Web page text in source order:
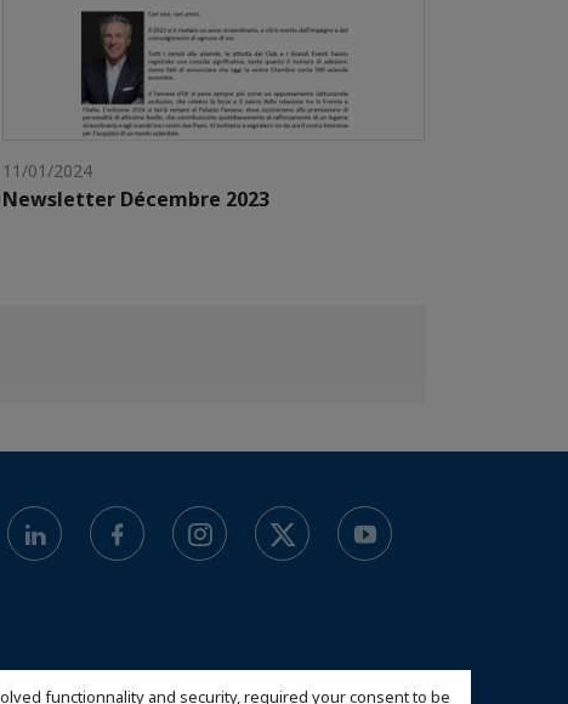
functionnality and security, required your consent to be
11/01/2024
Newsletter Décembre 2023